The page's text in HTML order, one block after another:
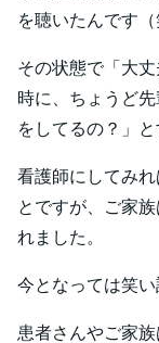
を聴いたんです（
その状態で「大
時に、ちょうど
をしてるの？」と
看護師にしてみ
とですが、ご家
れました。
今となっては笑い
患者さんやご家